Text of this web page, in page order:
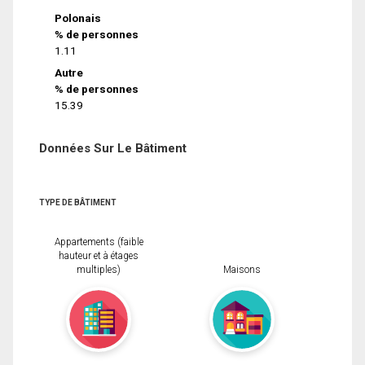
Polonais
% de personnes
1.11
Autre
% de personnes
15.39
Données Sur Le Bâtiment
TYPE DE BÂTIMENT
Appartements (faible
hauteur et à étages
multiples)
Maisons